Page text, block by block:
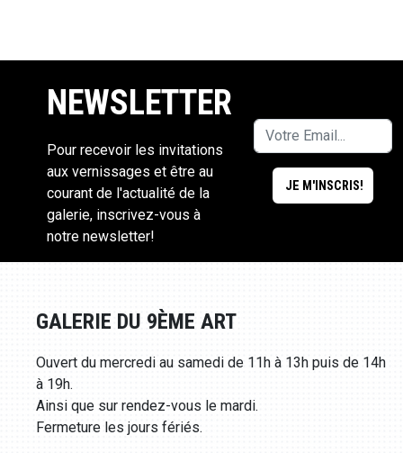
NEWSLETTER
Pour recevoir les invitations
aux vernissages et être au
courant de l'actualité de la
galerie, inscrivez-vous à
notre newsletter!
GALERIE DU 9ÈME ART
Ouvert du mercredi au samedi de 11h à 13h puis de 14h
à 19h.
Ainsi que sur rendez-vous le mardi.
Fermeture les jours fériés.